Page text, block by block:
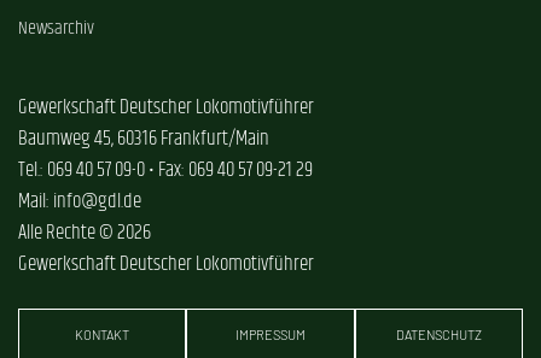
Newsarchiv
Gewerkschaft Deutscher Lokomotivführer
Baumweg 45, 60316 Frankfurt/Main
Tel.: 069 40 57 09-0 • Fax: 069 40 57 09-21 29
Mail: info@gdl.de
Alle Rechte © 2026
Gewerkschaft Deutscher Lokomotivführer
KONTAKT IMPRESSUM DATENSCHUTZ